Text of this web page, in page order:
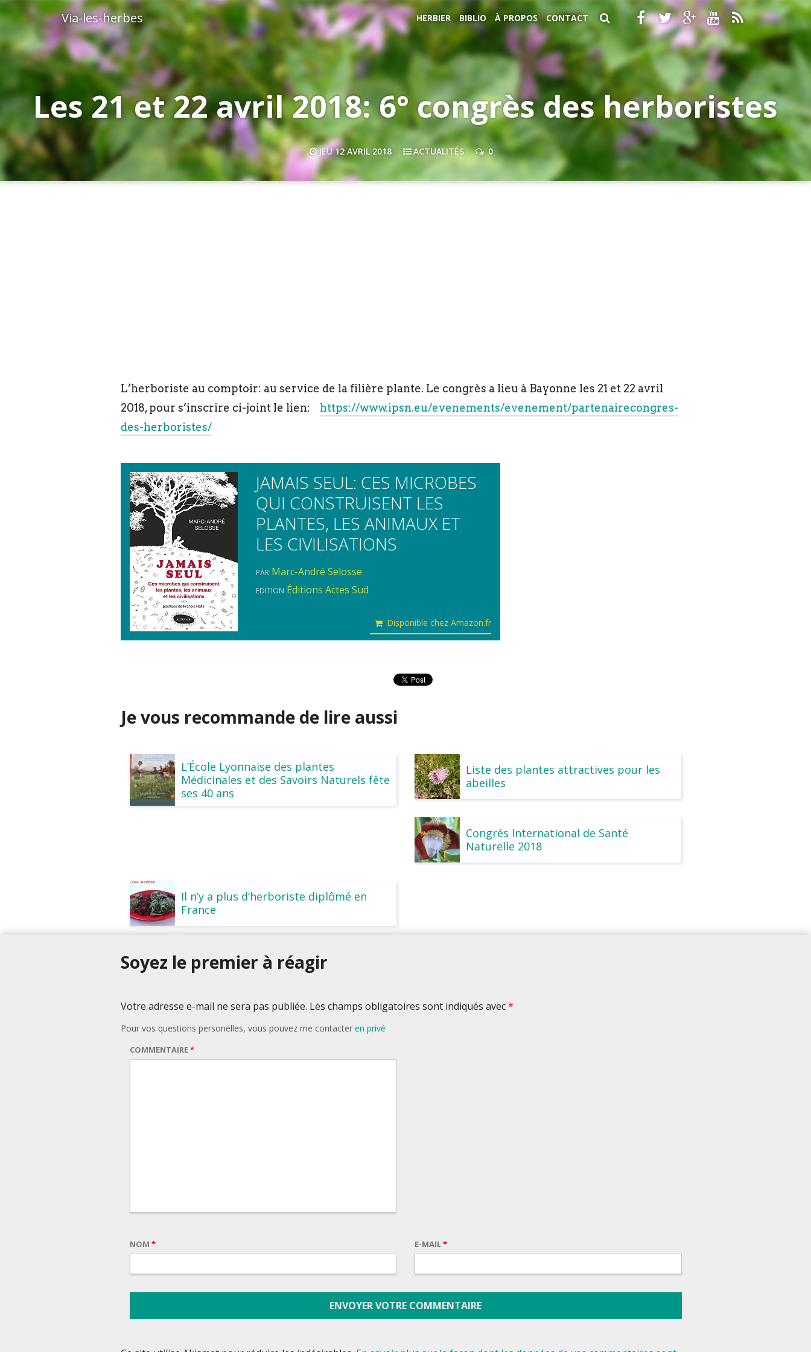
Via-les-herbes HERBIER BIBLIO À PROPOS CONTACT
Les 21 et 22 avril 2018: 6° congrès des herboristes
JEU 12 AVRIL 2018 ACTUALITÉS 0
L’herboriste au comptoir: au service de la filière plante. Le congrès a lieu à Bayonne les 21 et 22 avril
2018, pour s’inscrire ci-joint le lien: https://www.ipsn.eu/evenements/evenement/partenairecongres-
des-herboristes/
JAMAIS SEUL: CES MICROBES
QUI CONSTRUISENT LES
PLANTES, LES ANIMAUX ET
LES CIVILISATIONS
PAR Marc-André Selosse
EDITION Éditions Actes Sud
Disponible chez Amazon.fr
Je vous recommande de lire aussi
L’École Lyonnaise des plantes
Médicinales et des Savoirs Naturels fête
ses 40 ans
Liste des plantes attractives pour les
abeilles
Congrés International de Santé
Naturelle 2018
Il n’y a plus d’herboriste diplômé en
France
Soyez le premier à réagir
Votre adresse e-mail ne sera pas publiée. Les champs obligatoires sont indiqués avec*
Pour vos questions personelles, vous pouvez me contacter en privé
COMMENTAIRE*
NOM * E-MAIL*